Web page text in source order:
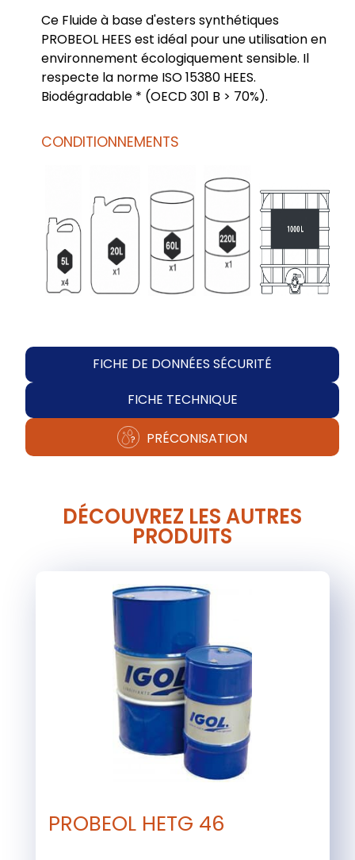
Ce Fluide à base d'esters synthétiques
PROBEOL HEES est idéal pour une utilisation en
environnement écologiquement sensible. Il
respecte la norme ISO 15380 HEES.
Biodégradable * (OECD 301 B > 70%).
CONDITIONNEMENTS
FICHE DE DONNÉES SÉCURITÉ
FICHE TECHNIQUE
PRÉCONISATION
DÉCOUVREZ LES AUTRES
PRODUITS
PROBEOL HETG 46